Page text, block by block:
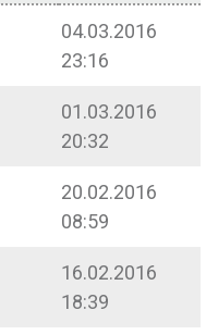
04.03.2016
23:16
01.03.2016
20:32
20.02.2016
08:59
16.02.2016
18:39